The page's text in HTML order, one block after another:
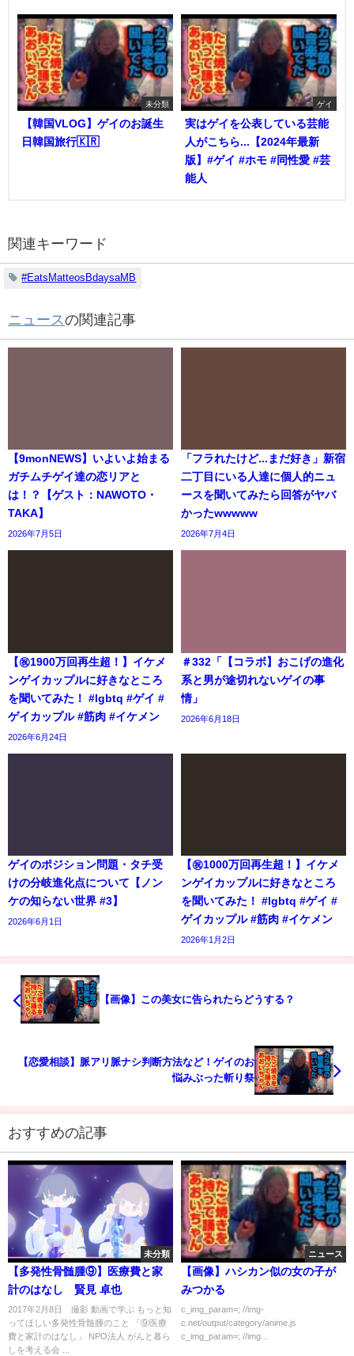
未分類
【韓国VLOG】ゲイのお誕生
日韓国旅行🇰🇷
ゲイ
実はゲイを公表している芸能
人がこちら...【2024年最新
版】#ゲイ #ホモ #同性愛 #芸
能人
関連キーワード
#EatsMatteosBdaysaMB
ニュースの関連記事
【9monNEWS】いよいよ始まる
ガチムチゲイ達の恋リアと
は！？【ゲスト：NAWOTO・
TAKA】
2026年7月5日
「フラれたけど...まだ好き」新宿
二丁目にいる人達に個人的ニュ
ースを聞いてみたら回答がヤバ
かったwwwww
2026年7月4日
【㊗️1900万回再生超！】イケメ
ンゲイカップルに好きなところ
を聞いてみた！ #lgbtq #ゲイ #
ゲイカップル #筋肉 #イケメン
2026年6月24日
＃332「【コラボ】おこげの進化
系と男が途切れないゲイの事
情」
2026年6月18日
ゲイのポジション問題・タチ受
けの分岐進化点について【ノン
ケの知らない世界 #3】
2026年6月1日
【㊗️1000万回再生超！】イケメ
ンゲイカップルに好きなところ
を聞いてみた！ #lgbtq #ゲイ #
ゲイカップル #筋肉 #イケメン
2026年1月2日
【画像】この美女に告られたらどうする？
【恋愛相談】脈アリ脈ナシ判断方法など！ゲイのお
悩みぶった斬り祭
おすすめの記事
未分類
【多発性骨髄腫⑨】医療費と家
計のはなし 賢見 卓也
2017年2月8日 撮影 動画で学ぶ もっと知
ってほしい多発性骨髄腫のこと 「⑨医療
費と家計のはなし」 NPO法人 がんと暮ら
しを考える会 ...
ニュース
【画像】ハシカン似の女の子が
みつかる
c_img_param=; //img-
c.net/output/category/anime.js
c_img_param=; //img...